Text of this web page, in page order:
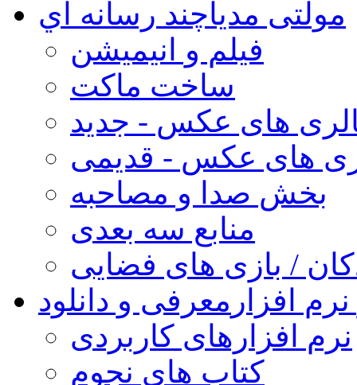
مولتی مدیاچند رسانه اي
فیلم و انیمیشن
ساخت ماکت
های عکس - جدید
های عکس - قدیمی
بخش صدا و مصاحبه
منابع سه بعدی
/ بازی های فضایی
افزار معرفی و دانلود
نرم افزارهای کاربردی
کتاب های نجوم